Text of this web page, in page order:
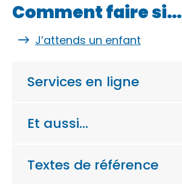
Comment faire si…
J’attends un enfant
Services en ligne
Et aussi…
Textes de référence